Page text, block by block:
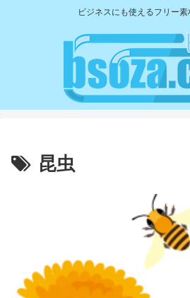
ビジネスにも使えるフリー素
昆虫